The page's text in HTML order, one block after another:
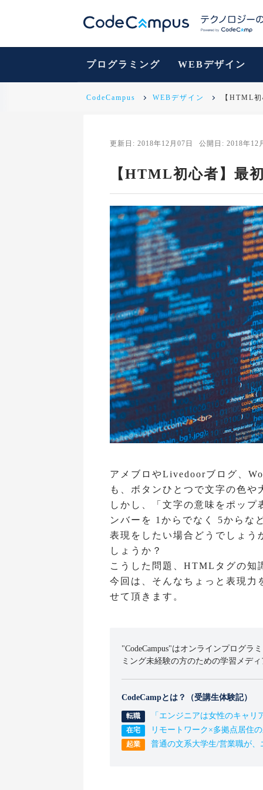
プログラミング WEBデザイン
CodeCampus WEBデザイン 【HTML
更新日: 2018年12月07日 公開日: 2018年12
【HTML初心者】最
アメブロやLivedoorブログ、
も、ボタンひとつで文字の色
しかし、「文字の意味をポッ
ンバーを 1からでなく 5からな
表現をしたい場合どうでしょう
しょうか？
こうした問題、HTMLタグの知
今回は、そんなちょっと表現
せて頂きます。
"CodeCampus"はオンラインプログラ
ミング未経験の方のための学習メデ
CodeCampとは？（受講生体験記）
「エンジニアは女性のキャ
リモートワーク×多拠点居住
普通の文系大学生/営業職が